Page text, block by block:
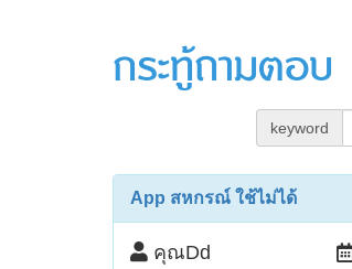
กระทู้ถามตอบ
keyword
App สหกรณ์ ใช้ไม่ได้
คุณDd